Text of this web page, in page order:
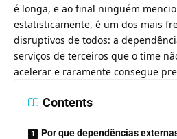
é longa, e ao final ninguém
estatisticamente, é um dos mais
disruptivos de todos: a
serviços de terceiros que o time
acelerar e raramente consegue
Contents
Por que dependências